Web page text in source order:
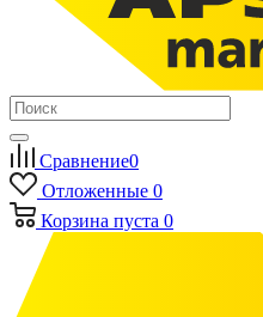
Сравнение0
Отложенные 0
Корзина пуста 0